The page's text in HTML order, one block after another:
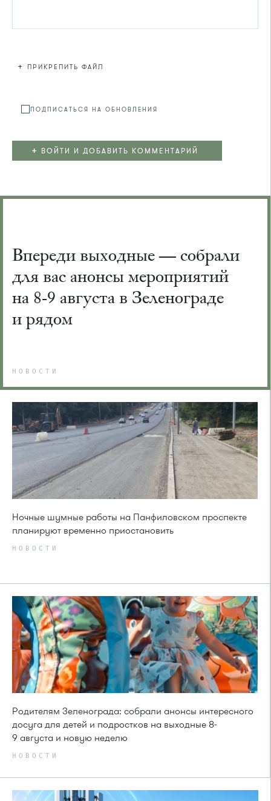
+ ПРИКРЕПИТЬ ФАЙЛ
ПОДПИСАТЬСЯ НА ОБНОВЛЕНИЯ
+ ВОЙТИ И ДОБАВИТЬ КОММЕНТАРИЙ
Впереди выходные — собрали
для вас анонсы мероприятий
на 8-9 августа в Зеленограде
и рядом
НОВОСТИ
Ночные шумные работы на Панфиловском проспекте
планируют временно приостановить
НОВОСТИ
Родителям Зеленограда: собрали анонсы интересного
досуга для детей и подростков на выходные 8-
9 августа и новую неделю
НОВОСТИ